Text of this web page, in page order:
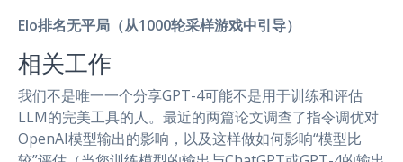
Elo排名无平局（从1000轮采样游戏中引导）
相关工作
我们不是唯一一个分享GPT-4可能不是用于训练和评估
LLM的完美工具的人。最近的两篇论文调查了指令调优对
OpenAI模型输出的影响，以及这样做如何影响“模型比